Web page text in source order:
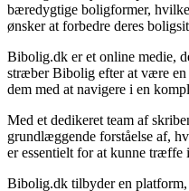
bæredygtige boligformer,
ønsker at forbedre deres
Bibolig.dk er et online medie,
stræber Bibolig efter at være en
dem med at navigere i en
Med et dedikeret team af
grundlæggende forståelse af,
er essentielt for at kunne træffe
Bibolig.dk tilbyder en